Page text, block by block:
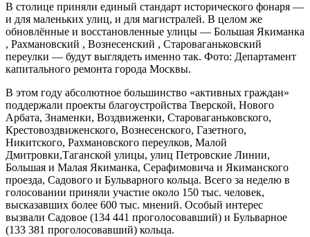
В столице приняли единый стандарт исторического фонаря —
и для маленьких улиц, и для магистралей. В целом же
обновлённые и восстановленные улицы — Большая Якиманка
, Рахмановский , Вознесенский , Староваганьковский
переулки — будут выглядеть именно так. Фото: Департамент
капитального ремонта города Москвы.
В этом году абсолютное большинство «активных граждан»
поддержали проекты благоустройства Тверской, Нового
Арбата, Знаменки, Воздвиженки, Староваганьковского,
Крестовоздвиженского, Вознесен­ского, Газетного,
Никитского, Рахмановского переулков, Малой
Дмитровки,Таганской улицы, улиц Петровские Линии,
Большая и Малая Якиманка, Серафимовича и Якиманского
проезда, Садового и Бульварного кольца. Всего за неделю в
голосовании приняли участие около 150 тыс. человек,
высказавших более 600 тыс. мнений. Особый интерес
вызвали Садовое (134 441 проголосовавший) и Бульварное
(133 381 проголосовавший) кольца.